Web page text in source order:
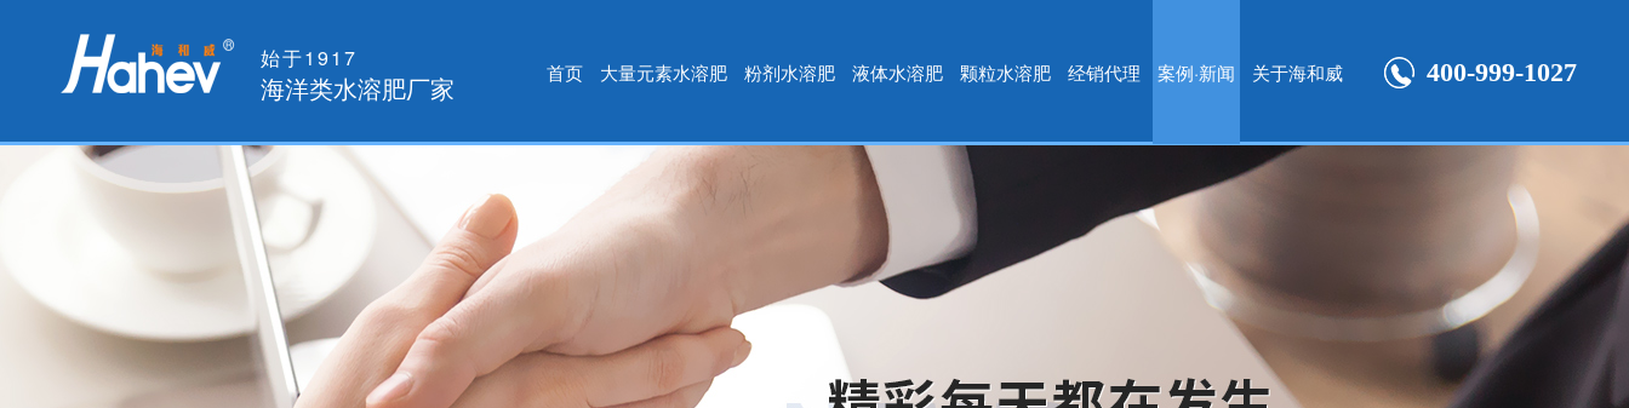
始于1917
海洋类水溶肥厂家 400-999-1027
首页 大量元素水溶肥 粉剂水溶肥 液体水溶肥 颗粒水溶肥 经销代理 案例·新闻 关于海和威